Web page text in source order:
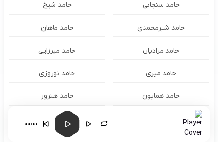
حامد سنجابی حامد شیخ
حامد شیرمحمدی حامد ماهان
حامد مرادیان حامد میرزایی
حامد میری حامد نوروزی
حامد همایون حامد هنرور
حامد یوسفی
00:00